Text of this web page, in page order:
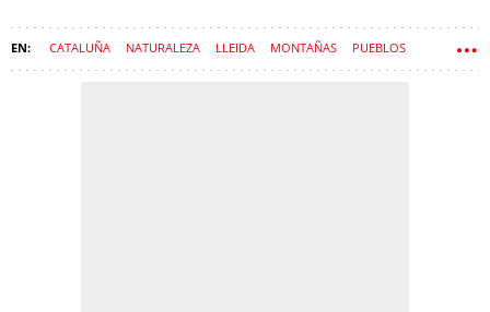
CATALUÑA NATURALEZA LLEIDA MONTAÑAS PUEBLOS